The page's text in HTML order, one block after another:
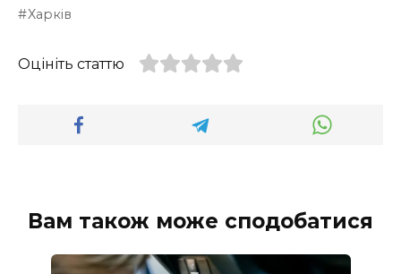
Харків
Оцініть статтю
Вам також може сподобатися